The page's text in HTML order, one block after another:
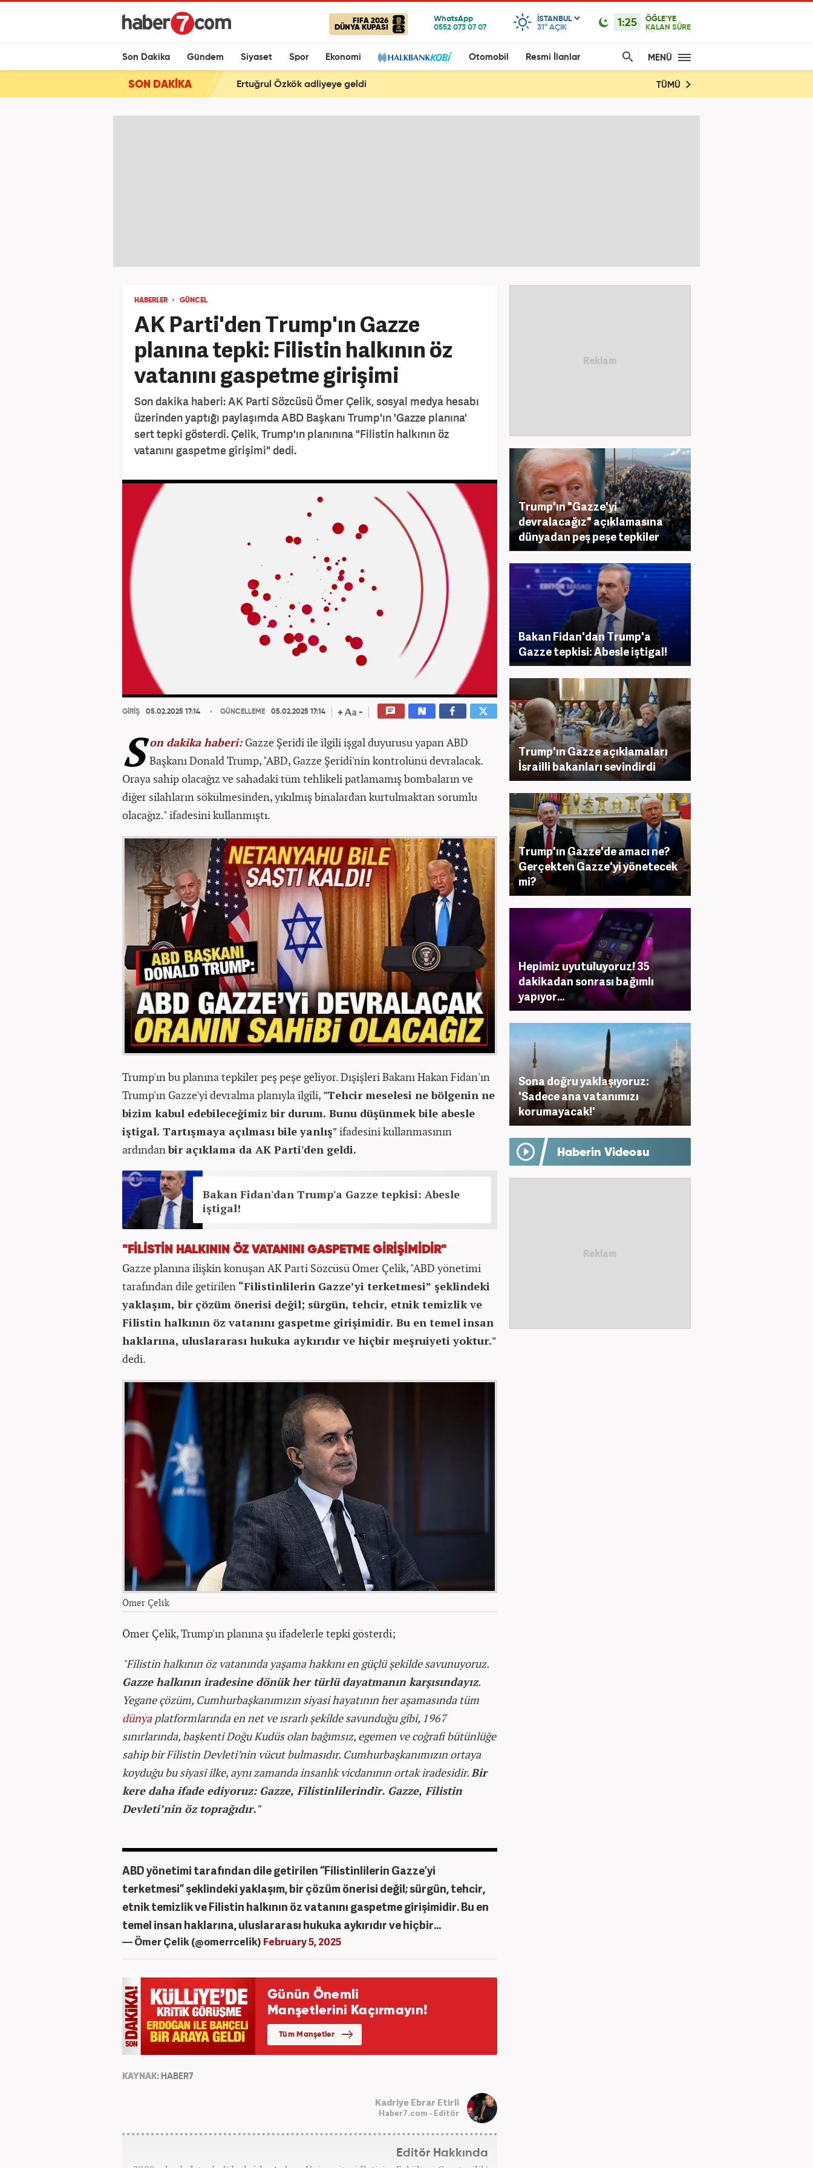
FIFA 2026
DÜNYA KUPASI
ISTANBUL
31° AÇIK 1:25
ÖĞLE'YE
KALAN SÜRE
Son Dakika Gündem Siyaset Spor Ekonomi Otomobil Resmi İlanlar MENÜ
SON DAKİKA Ertuğrul Özkök adliyeye geldi TÜMÜ
HABERLER GÜNCEL
AK Parti'den Trump'ın Gazze
planına tepki: Filistin halkının öz
vatanını gaspetme girişimi
Son dakika haberi: AK Parti Sözcüsü Ömer Çelik, sosyal medya hesabı
üzerinden yaptığı paylaşımda ABD Başkanı Trump'ın 'Gazze planına'
sert tepki gösterdi. Çelik, Trump'ın planınına "Filistin halkının öz
vatanını gaspetme girişimi" dedi.
GİRİŞ 05.02.2025 17:14 GÜNCELLEME 05.02.2025 17:14
S on dakika haberi: Gazze Şeridi ile ilgili işgal duyurusu yapan ABD
Başkanı Donald Trump, "ABD, Gazze Şeridi'nin kontrolünü devralacak.
Oraya sahip olacağız ve sahadaki tüm tehlikeli patlamamış bombaların ve
diğer silahların sökülmesinden, yıkılmış binalardan kurtulmaktan sorumlu
olacağız." ifadesini kullanmıştı.
Trump'ın bu planına tepkiler peş peşe geliyor. Dışişleri Bakanı Hakan Fidan'ın
Trump'ın Gazze'yi devralma planıyla ilgili, "Tehcir meselesi ne bölgenin ne
bizim kabul edebileceğimiz bir durum. Bunu düşünmek bile abesle
iştigal. Tartışmaya açılması bile yanlış"ifadesini kullanmasının
ardındanbir açıklama da AK Parti'den geldi.
Bakan Fidan'dan Trump'a Gazze tepkisi: Abesle
iştigal!
"FİLİSTİN HALKININ ÖZ VATANINI GASPETME GİRİŞİMİDİR"
Gazze planına ilişkin konuşan AK Parti Sözcüsü Ömer Çelik, "ABD yönetimi
tarafından dile getirilen “Filistinlilerin Gazze’yi terketmesi” şeklindeki
yaklaşım, bir çözüm önerisi değil; sürgün, tehcir, etnik temizlik ve
Filistin halkının öz vatanını gaspetme girişimidir. Bu en temel insan
haklarına, uluslararası hukuka aykırıdır ve hiçbir meşruiyeti yoktur."
dedi.
Ömer Çelik
Ömer Çelik, Trump'ın planına şu ifadelerle tepki gösterdi;
"Filistin halkının öz vatanında yaşama hakkını en güçlü şekilde savunuyoruz.
Gazze halkının iradesine dönük her türlü dayatmanın karşısındayız.
Yegane çözüm, Cumhurbaşkanımızın siyasi hayatının her aşamasında tüm
dünyaplatformlarında en net ve ısrarlı şekilde savunduğu gibi, 1967
sınırlarında, başkenti Doğu Kudüs olan bağımsız, egemen ve coğrafi bütünlüğe
sahip bir Filistin Devleti’nin vücut bulmasıdır. Cumhurbaşkanımızın ortaya
koyduğu bu siyasi ilke, aynı zamanda insanlık vicdanının ortak iradesidir. Bir
kere daha ifade ediyoruz: Gazze, Filistinlilerindir. Gazze, Filistin
Devleti’nin öz toprağıdır."
ABD yönetimi tarafından dile getirilen “Filistinlilerin Gazze’yi
terketmesi” şeklindeki yaklaşım, bir çözüm önerisi değil; sürgün, tehcir,
etnik temizlik ve Filistin halkının öz vatanını gaspetme girişimidir. Bu en
temel insan haklarına, uluslararası hukuka aykırıdır ve hiçbir…
— Ömer Çelik (@omerrcelik) February 5, 2025
KAYNAK: HABER7
Kadriye Ebrar Etirli
Haber7.com - Editör
Editör Hakkında
Trump'ın "Gazze'yi
devralacağız" açıklamasına
dünyadan peş peşe tepkiler
Bakan Fidan'dan Trump'a
Gazze tepkisi: Abesle iştigal!
Trump'ın Gazze açıklamaları
İsrailli bakanları sevindirdi
Trump'ın Gazze'de amacı ne?
Gerçekten Gazze'yi yönetecek
mi?
Hepimiz uyutuluyoruz! 35
dakikadan sonrası bağımlı
yapıyor...
Sona doğru yaklaşıyoruz:
'Sadece ana vatanımızı
korumayacak!'
Haberin Videosu